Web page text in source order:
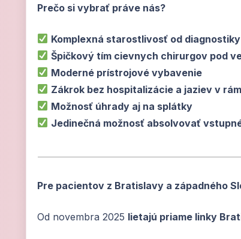
Prečo si vybrať práve nás?
Komplexná starostlivosť od
Špičkový tím cievnych chirurgov pod
Moderné prístrojové vybavenie
Zákrok bez hospitalizácie a jaziev v
Možnosť úhrady aj na splátky
Jedinečná možnosť absolvovať
Pre pacientov z Bratislavy a západného
Od novembra 2025 lietajú priame linky